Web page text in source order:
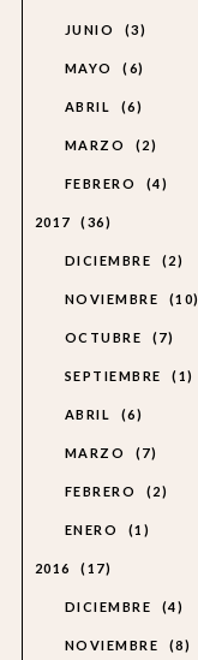
JUNIO 3
MAYO 6
ABRIL 6
MARZO 2
FEBRERO 4
2017 36
DICIEMBRE 2
NOVIEMBRE 10
OCTUBRE 7
SEPTIEMBRE 1
ABRIL 6
MARZO 7
FEBRERO 2
ENERO 1
2016 17
DICIEMBRE 4
NOVIEMBRE 8